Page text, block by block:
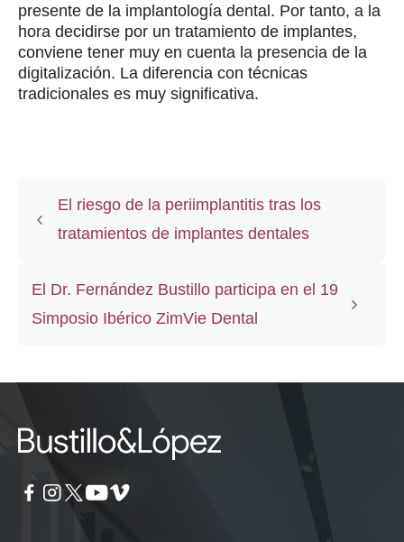
presente de la implantología dental. Por tanto, a la
hora decidirse por un tratamiento de implantes,
conviene tener muy en cuenta la presencia de la
digitalización. La diferencia con técnicas
tradicionales es muy significativa.
El riesgo de la periimplantitis tras los
tratamientos de implantes dentales
El Dr. Fernández Bustillo participa en el 19
Simposio Ibérico ZimVie Dental